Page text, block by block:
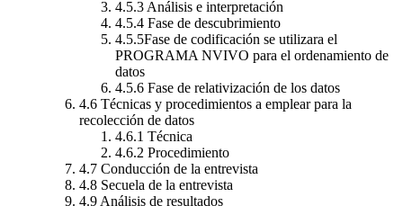
4.5.3 Análisis e interpretación
4.5.4 Fase de descubrimiento
4.5.5Fase de codificación se utilizara el
PROGRAMA NVIVO para el ordenamiento de
datos
4.5.6 Fase de relativización de los datos
4.6 Técnicas y procedimientos a emplear para la
recolección de datos
4.6.1 Técnica
4.6.2 Procedimiento
4.7 Conducción de la entrevista
4.8 Secuela de la entrevista
4.9 Análisis de resultados